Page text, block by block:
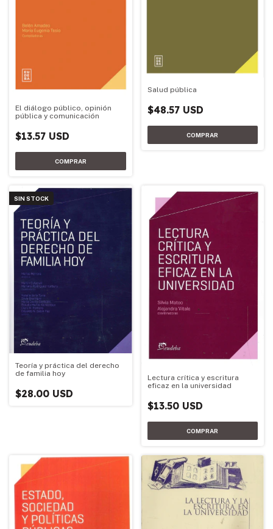
El diálogo público, opinión
pública y comunicación
$13.57 USD
Salud pública
$48.57 USD
SIN STOCK
Teoría y práctica del derecho
de familia hoy
$28.00 USD
Lectura crítica y escritura
eficaz en la universidad
$13.50 USD